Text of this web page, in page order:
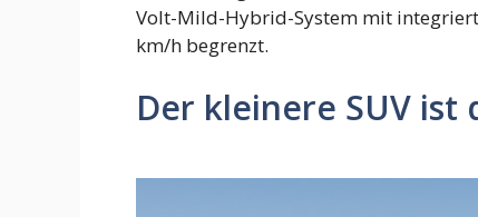
Volt-Mild-Hybrid-System mit
km/h begrenzt.
Der kleinere SUV ist